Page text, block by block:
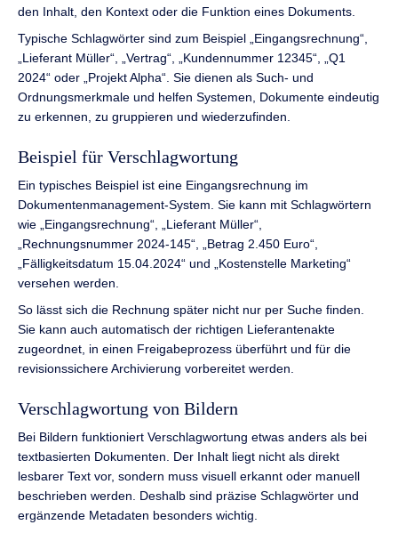
den Inhalt, den Kontext oder die Funktion eines Dokuments.
Typische Schlagwörter sind zum Beispiel „Eingangsrechnung“,
„Lieferant Müller“, „Vertrag“, „Kundennummer 12345“, „Q1
2024“ oder „Projekt Alpha“. Sie dienen als Such- und
Ordnungsmerkmale und helfen Systemen, Dokumente eindeutig
zu erkennen, zu gruppieren und wiederzufinden.
Beispiel für Verschlagwortung
Ein typisches Beispiel ist eine Eingangsrechnung im
Dokumentenmanagement-System. Sie kann mit Schlagwörtern
wie „Eingangsrechnung“, „Lieferant Müller“,
„Rechnungsnummer 2024-145“, „Betrag 2.450 Euro“,
„Fälligkeitsdatum 15.04.2024“ und „Kostenstelle Marketing“
versehen werden.
So lässt sich die Rechnung später nicht nur per Suche finden.
Sie kann auch automatisch der richtigen Lieferantenakte
zugeordnet, in einen Freigabeprozess überführt und für die
revisionssichere Archivierung vorbereitet werden.
Verschlagwortung von Bildern
Bei Bildern funktioniert Verschlagwortung etwas anders als bei
textbasierten Dokumenten. Der Inhalt liegt nicht als direkt
lesbarer Text vor, sondern muss visuell erkannt oder manuell
beschrieben werden. Deshalb sind präzise Schlagwörter und
ergänzende Metadaten besonders wichtig.